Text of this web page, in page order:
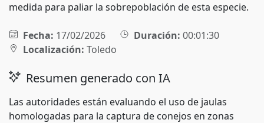
medida para paliar la sobrepoblación de esta especie.
Fecha: 17/02/2026 Duración: 00:01:30
Localización: Toledo
Resumen generado con IA
Las autoridades están evaluando el uso de jaulas
homologadas para la captura de conejos en zonas